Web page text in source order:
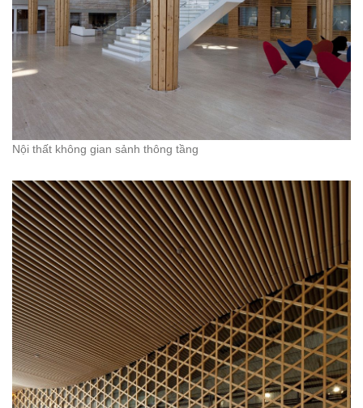
Nội thất không gian sảnh thông tầng